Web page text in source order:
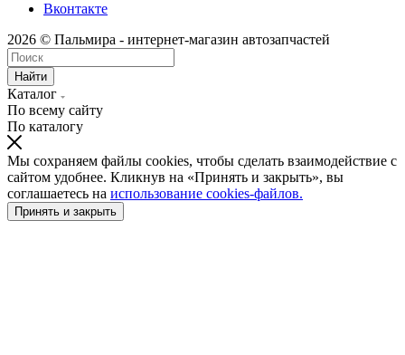
Вконтакте
2026 © Пальмира - интернет-магазин автозапчастей
Найти
Каталог
По всему сайту
По каталогу
Мы сохраняем файлы cookies, чтобы сделать взаимодействие с
сайтом удобнее. Кликнув на «Принять и закрыть», вы
соглашаетесь на использование cookies-файлов.
Принять и закрыть